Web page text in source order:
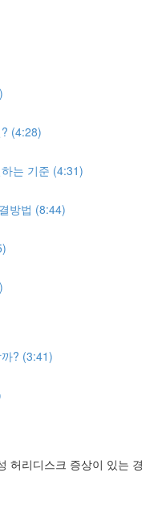
(4:28)
는 기준 (4:31)
방법 (8:44)
? (3:41)
허리디스크 증상이 있는 경